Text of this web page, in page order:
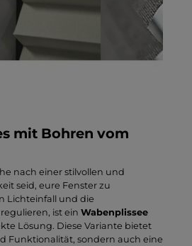
mit Bohren vom
nach einer stilvollen und
seid, eure Fenster zu
Lichteinfall und die
ist ein Wabenplissee
Lösung. Diese Variante bietet
Funktionalität, sondern auch eine